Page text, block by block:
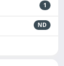
1
ND